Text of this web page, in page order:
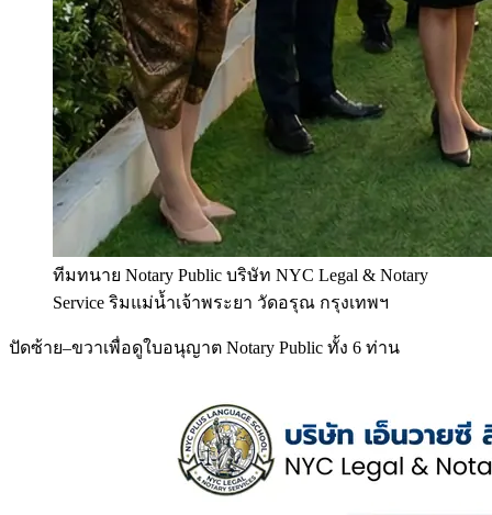
ทีมทนาย Notary Public บริษัท NYC Legal & Notary
Service ริมแม่น้ำเจ้าพระยา วัดอรุณ กรุงเทพฯ
ปัดซ้าย–ขวาเพื่อดูใบอนุญาต Notary Public ทั้ง 6 ท่าน